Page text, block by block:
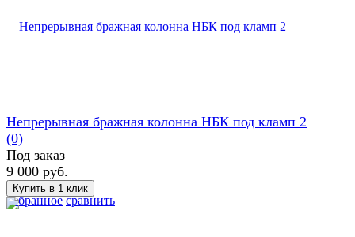
избранное сравнить
Непрерывная бражная колонна НБК под кламп 2
(0)
Под заказ
9 000 руб.